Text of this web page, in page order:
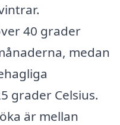
40 grader
medan
grader Celsius.
är mellan